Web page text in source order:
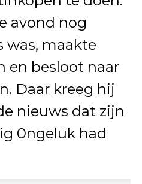
avond nog
was, maakte
en besloot naar
Daar kreeg hij
nieuws dat zijn
0ngeluk had